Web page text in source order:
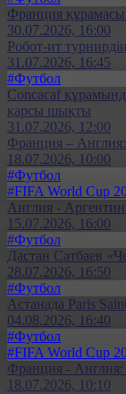
Франция құрамасы
30.07.2026, 16:00
Робот-ит
31.07.2026, 16:45
#Футбол
Concacaf
қарсы шықты
31.07.2026, 12:00
Франция –
18.07.2026, 10:00
#Футбол
#FIFA World Cup
Англия -
15.07.2026, 16:00
#Футбол
Дастан Сәтбаев
28.07.2026, 16:50
#Футбол
Астанада Paris
04.08.2026, 16:40
#Футбол
#FIFA World Cup
Франция - Англия:
18.07.2026, 10:10